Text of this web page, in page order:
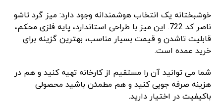
خوشبختانه یک انتخاب هوشمندانه وجود دارد: میز گرد تاشو
ناصر کد 722. این میز با طراحی استاندارد، پایه فلزی محکم،
قابلیت تاشدن و قیمت بسیار مناسب، بهترین گزینه برای
خرید عمده است.
شما می ‌توانید آن را مستقیم از کارخانه تهیه کنید و هم در
هزینه صرفه ‌جویی کنید و هم مطمئن باشید محصولی
باکیفیت در اختیار دارید.